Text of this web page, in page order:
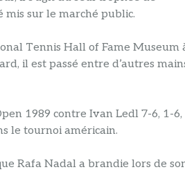
mis sur le marché public.
Tennis Hall of Fame Museum
il est passé entre d’autres
1989 contre Ivan Ledl 7-6, 1-6,
le tournoi américain.
Rafa Nadal a brandie lors de